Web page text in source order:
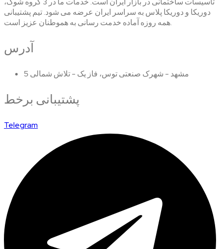
دوریکا و دوریکا پلاس به سراسر ایران عرضه می شود. تیم پشتیبانی
همه روزه آماده خدمت رسانی به هموطنان عزیز است.
آدرس
مشهد - شهرک صنعتی توس، فاز یک - تلاش شمالی 5
پشتیبانی برخط
Telegram